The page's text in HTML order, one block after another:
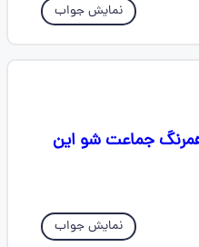
نمایش جواب
جماعت شو این
نمایش جواب